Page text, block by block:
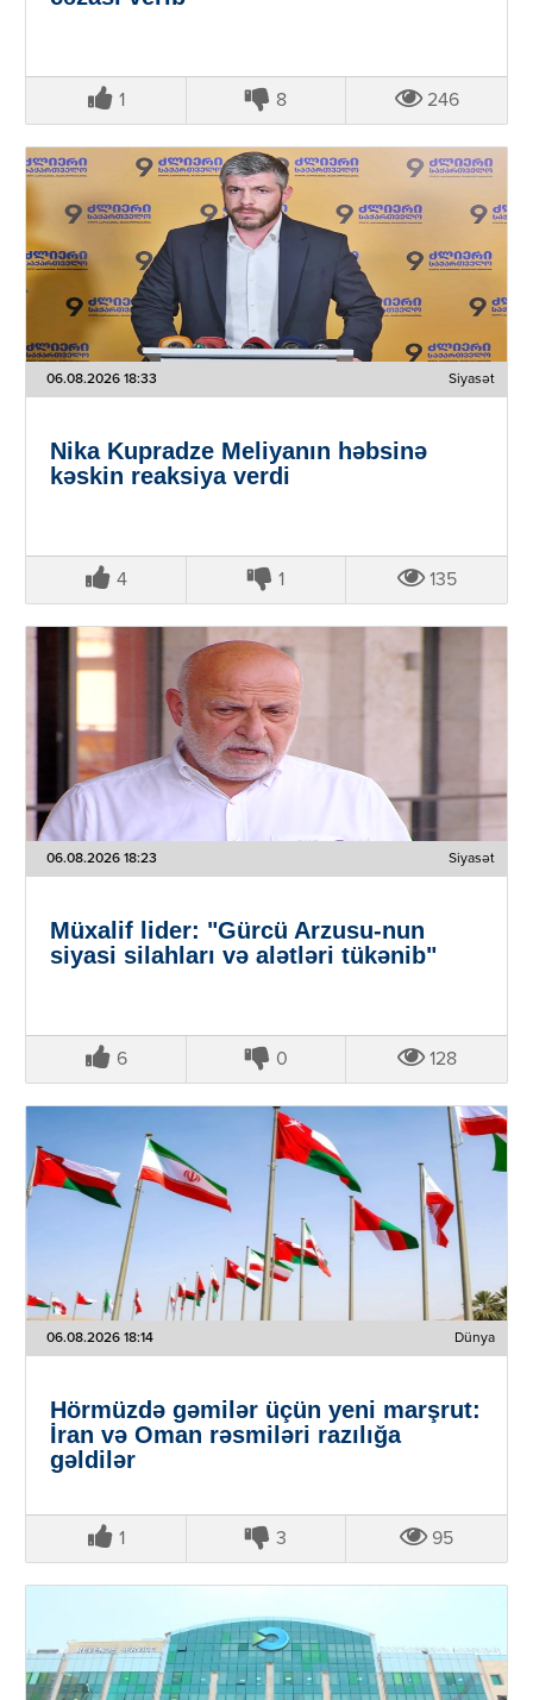
1 8 246
06.08.2026 18:33 Siyasət
Nika Kupradze Meliyanın həbsinə
kəskin reaksiya verdi
4 1 135
06.08.2026 18:23 Siyasət
Müxalif lider: "Gürcü Arzusu-nun
siyasi silahları və alətləri tükənib"
6 0 128
06.08.2026 18:14 Dünya
Hörmüzdə gəmilər üçün yeni marşrut:
İran və Oman rəsmiləri razılığa
gəldilər
1 3 95